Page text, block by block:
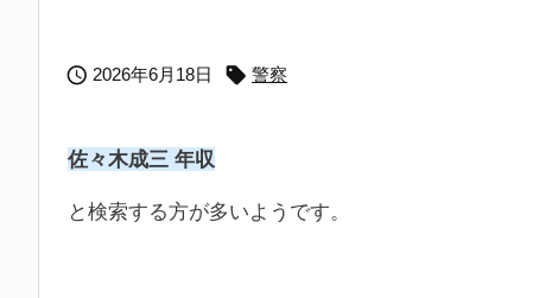
 2026年6月18日  警察
佐々木成三 年収
と検索する方が多いようです。